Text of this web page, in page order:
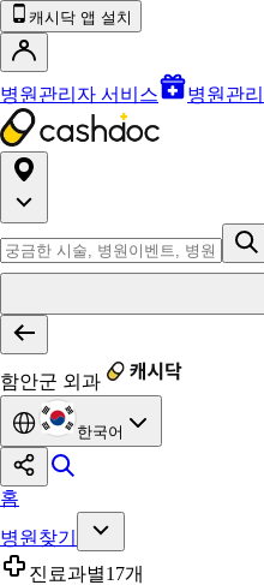
캐시닥 앱 설치
병원관리자 서비스 병원관
함안군 외과
한국어
홈
병원찾기
진료과별17개